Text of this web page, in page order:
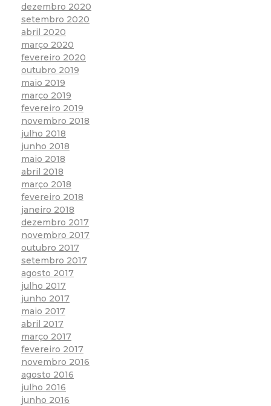
dezembro 2020
setembro 2020
abril 2020
março 2020
fevereiro 2020
outubro 2019
maio 2019
março 2019
fevereiro 2019
novembro 2018
julho 2018
junho 2018
maio 2018
abril 2018
março 2018
fevereiro 2018
janeiro 2018
dezembro 2017
novembro 2017
outubro 2017
setembro 2017
agosto 2017
julho 2017
junho 2017
maio 2017
abril 2017
março 2017
fevereiro 2017
novembro 2016
agosto 2016
julho 2016
junho 2016